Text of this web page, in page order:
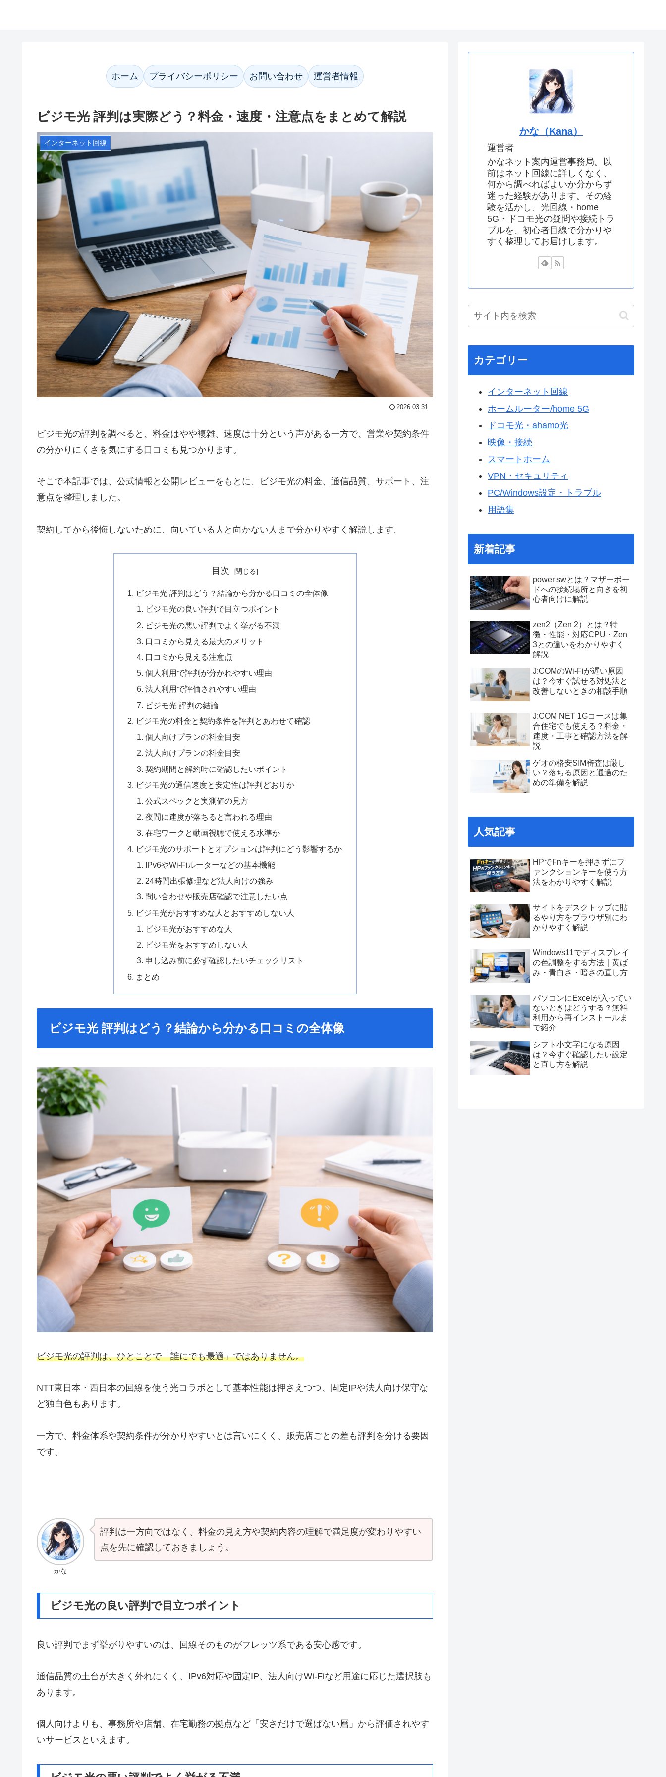
ホーム プライバシーポリシー お問い合わせ 運営者情報
ビジモ光 評判は実際どう？料金・速度・注意点をまとめて解説
インターネット回線
2026.03.31
ビジモ光の評判を調べると、料金はやや複雑、速度は十分という声がある一方で、営業や契約条件
の分かりにくさを気にする口コミも見つかります。
そこで本記事では、公式情報と公開レビューをもとに、ビジモ光の料金、通信品質、サポート、注
意点を整理しました。
契約してから後悔しないために、向いている人と向かない人まで分かりやすく解説します。
目次
ビジモ光 評判はどう？結論から分かる口コミの全体像
ビジモ光の良い評判で目立つポイント
ビジモ光の悪い評判でよく挙がる不満
口コミから見える最大のメリット
口コミから見える注意点
個人利用で評判が分かれやすい理由
法人利用で評価されやすい理由
ビジモ光 評判の結論
ビジモ光の料金と契約条件を評判とあわせて確認
個人向けプランの料金目安
法人向けプランの料金目安
契約期間と解約時に確認したいポイント
ビジモ光の通信速度と安定性は評判どおりか
公式スペックと実測値の見方
夜間に速度が落ちると言われる理由
在宅ワークと動画視聴で使える水準か
ビジモ光のサポートとオプションは評判にどう影響するか
IPv6やWi-Fiルーターなどの基本機能
24時間出張修理など法人向けの強み
問い合わせや販売店確認で注意したい点
ビジモ光がおすすめな人とおすすめしない人
ビジモ光がおすすめな人
ビジモ光をおすすめしない人
申し込み前に必ず確認したいチェックリスト
まとめ
ビジモ光 評判はどう？結論から分かる口コミの全体像
ビジモ光の評判は、ひとことで「誰にでも最適」ではありません。
NTT東日本・西日本の回線を使う光コラボとして基本性能は押さえつつ、固定IPや法人向け保守な
ど独自色もあります。
一方で、料金体系や契約条件が分かりやすいとは言いにくく、販売店ごとの差も評判を分ける要因
です。
かな
評判は一方向ではなく、料金の見え方や契約内容の理解で満足度が変わりやすい
点を先に確認しておきましょう。
ビジモ光の良い評判で目立つポイント
良い評判でまず挙がりやすいのは、回線そのものがフレッツ系である安心感です。
通信品質の土台が大きく外れにくく、IPv6対応や固定IP、法人向けWi-Fiなど用途に応じた選択肢も
あります。
個人向けよりも、事務所や店舗、在宅勤務の拠点など「安さだけで選ばない層」から評価されやす
いサービスといえます。
かな（Kana）
運営者
かなネット案内運営事務局。以
前はネット回線に詳しくなく、
何から調べればよいか分からず
迷った経験があります。その経
験を活かし、光回線・home
5G・ドコモ光の疑問や接続トラ
ブルを、初心者目線で分かりや
すく整理してお届けします。
カテゴリー
インターネット回線
ホームルーター/home 5G
ドコモ光・ahamo光
映像・接続
スマートホーム
VPN・セキュリティ
PC/Windows設定・トラブル
用語集
新着記事
power swとは？マザーボー
ドへの接続場所と向きを初
心者向けに解説
zen2（Zen 2）とは？特
徴・性能・対応CPU・Zen
3との違いをわかりやすく
解説
J:COMのWi-Fiが遅い原因
は？今すぐ試せる対処法と
改善しないときの相談手順
J:COM NET 1Gコースは集
合住宅でも使える？料金・
速度・工事と確認方法を解
説
ゲオの格安SIM審査は厳し
い？落ちる原因と通過のた
めの準備を解説
人気記事
HPでFnキーを押さずにフ
ァンクションキーを使う方
法をわかりやすく解説
サイトをデスクトップに貼
るやり方をブラウザ別にわ
かりやすく解説
Windows11でディスプレイ
の色調整をする方法｜黄ば
み・青白さ・暗さの直し方
パソコンにExcelが入ってい
ないときはどうする？無料
利用から再インストールま
で紹介
シフト小文字になる原因
は？今すぐ確認したい設定
と直し方を解説